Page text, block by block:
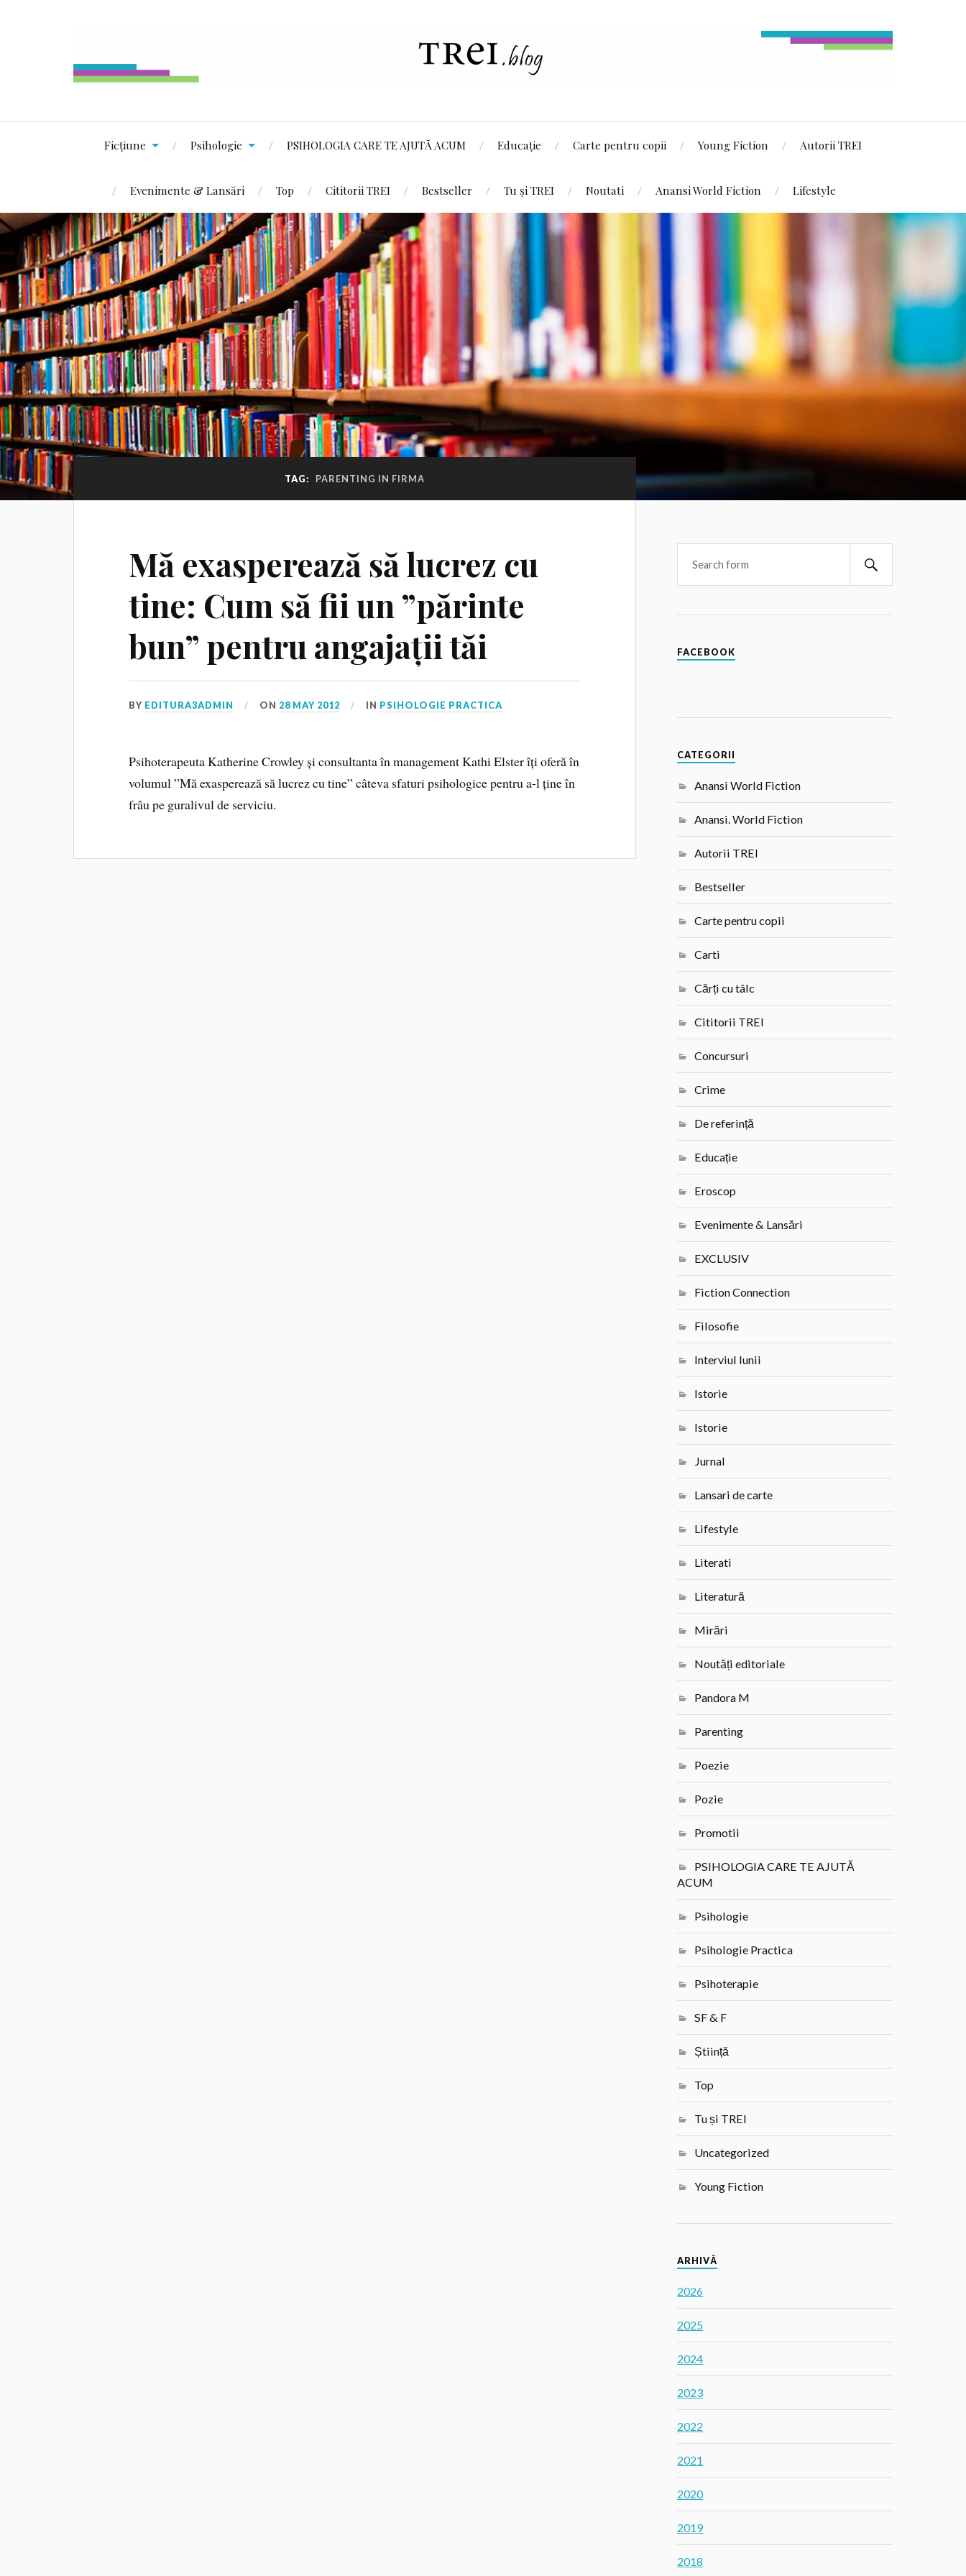
Ficțiune Psihologie PSIHOLOGIA CARE TE AJUTĂ ACUM Educație Carte pentru copii Young Fiction Autorii TREI
Evenimente & Lansări Top Cititorii TREI Bestseller Tu și TREI Noutati Anansi World Fiction Lifestyle
TAG: PARENTING IN FIRMA
Mă exasperează să lucrez cu
tine: Cum să fii un ”părinte
bun” pentru angajații tăi
BY EDITURA3ADMIN ON 28 MAY 2012 IN PSIHOLOGIE PRACTICA
Psihoterapeuta Katherine Crowley și consultanta în management Kathi Elster îți oferă în
volumul ”Mă exasperează să lucrez cu tine” câteva sfaturi psihologice pentru a-l ține în
frâu pe guralivul de serviciu.
FACEBOOK
CATEGORII
Anansi World Fiction
Anansi. World Fiction
Autorii TREI
Bestseller
Carte pentru copii
Carti
Cărți cu tâlc
Cititorii TREI
Concursuri
Crime
De referință
Educație
Eroscop
Evenimente & Lansări
EXCLUSIV
Fiction Connection
Filosofie
Interviul lunii
Istorie
Istorie
Jurnal
Lansari de carte
Lifestyle
Literati
Literatură
Mirări
Noutăți editoriale
Pandora M
Parenting
Poezie
Pozie
Promotii
PSIHOLOGIA CARE TE AJUTĂ
ACUM
Psihologie
Psihologie Practica
Psihoterapie
SF & F
Știință
Top
Tu și TREI
Uncategorized
Young Fiction
ARHIVĂ
2026
2025
2024
2023
2022
2021
2020
2019
2018